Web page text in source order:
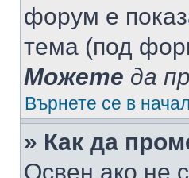
форум е
тема (под
Можете да
Върнете се в
» Как да
Освен ако не